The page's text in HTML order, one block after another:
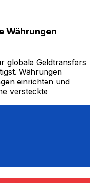
Währungen
globale Geldtransfers
Währungen
einrichten und
versteckte